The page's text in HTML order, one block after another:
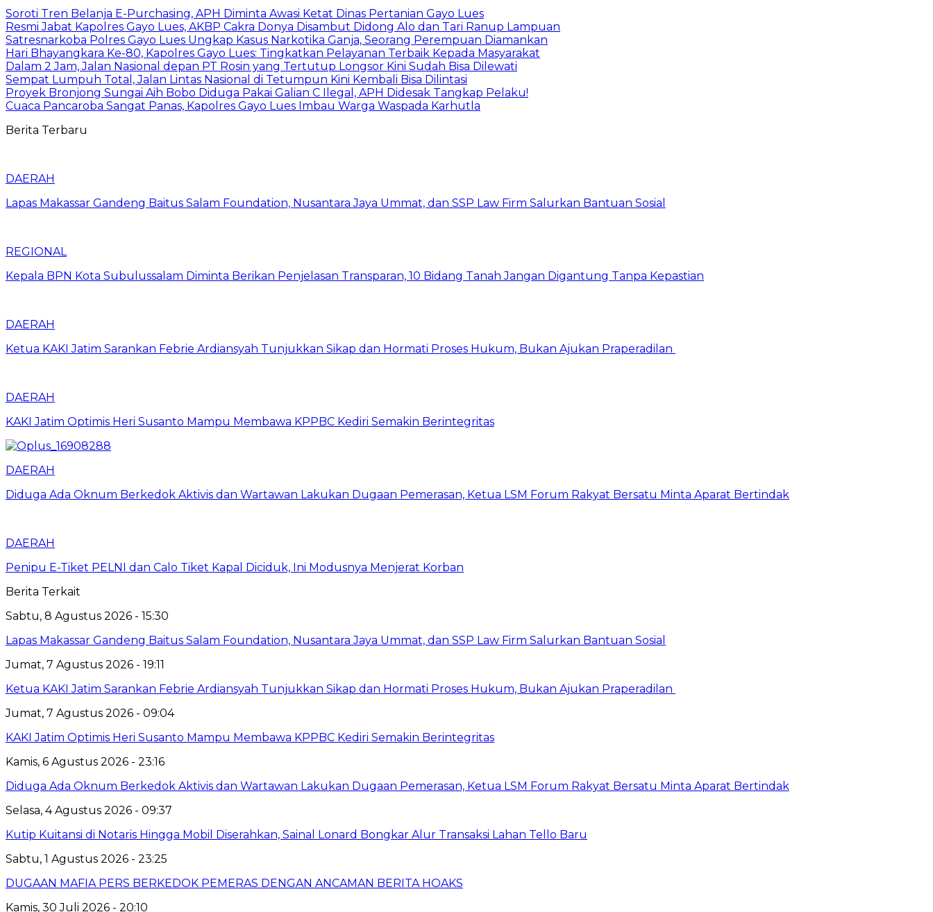
Soroti Tren Belanja E-Purchasing, APH Diminta Awasi Ketat Dinas Pertanian Gayo Lues
Resmi Jabat Kapolres Gayo Lues, AKBP Cakra Donya Disambut Didong Alo dan Tari Ranup Lampuan
Satresnarkoba Polres Gayo Lues Ungkap Kasus Narkotika Ganja, Seorang Perempuan Diamankan
Hari Bhayangkara Ke-80, Kapolres Gayo Lues: Tingkatkan Pelayanan Terbaik Kepada Masyarakat
Dalam 2 Jam, Jalan Nasional depan PT Rosin yang Tertutup Longsor Kini Sudah Bisa Dilewati
Sempat Lumpuh Total, Jalan Lintas Nasional di Tetumpun Kini Kembali Bisa Dilintasi
Proyek Bronjong Sungai Aih Bobo Diduga Pakai Galian C Ilegal, APH Didesak Tangkap Pelaku!
Cuaca Pancaroba Sangat Panas, Kapolres Gayo Lues Imbau Warga Waspada Karhutla
Berita Terbaru
DAERAH
Lapas Makassar Gandeng Baitus Salam Foundation, Nusantara Jaya Ummat, dan SSP Law Firm Salurkan Bantuan Sosial
REGIONAL
Kepala BPN Kota Subulussalam Diminta Berikan Penjelasan Transparan, 10 Bidang Tanah Jangan Digantung Tanpa Kepastian
DAERAH
Ketua KAKI Jatim Sarankan Febrie Ardiansyah Tunjukkan Sikap dan Hormati Proses Hukum, Bukan Ajukan Praperadilan
DAERAH
KAKI Jatim Optimis Heri Susanto Mampu Membawa KPPBC Kediri Semakin Berintegritas
DAERAH
Diduga Ada Oknum Berkedok Aktivis dan Wartawan Lakukan Dugaan Pemerasan, Ketua LSM Forum Rakyat Bersatu Minta Aparat Bertindak
DAERAH
Penipu E-Tiket PELNI dan Calo Tiket Kapal Diciduk, Ini Modusnya Menjerat Korban
Berita Terkait
Sabtu, 8 Agustus 2026 - 15:30
Lapas Makassar Gandeng Baitus Salam Foundation, Nusantara Jaya Ummat, dan SSP Law Firm Salurkan Bantuan Sosial
Jumat, 7 Agustus 2026 - 19:11
Ketua KAKI Jatim Sarankan Febrie Ardiansyah Tunjukkan Sikap dan Hormati Proses Hukum, Bukan Ajukan Praperadilan
Jumat, 7 Agustus 2026 - 09:04
KAKI Jatim Optimis Heri Susanto Mampu Membawa KPPBC Kediri Semakin Berintegritas
Kamis, 6 Agustus 2026 - 23:16
Diduga Ada Oknum Berkedok Aktivis dan Wartawan Lakukan Dugaan Pemerasan, Ketua LSM Forum Rakyat Bersatu Minta Aparat Bertindak
Selasa, 4 Agustus 2026 - 09:37
Kutip Kuitansi di Notaris Hingga Mobil Diserahkan, Sainal Lonard Bongkar Alur Transaksi Lahan Tello Baru
Sabtu, 1 Agustus 2026 - 23:25
DUGAAN MAFIA PERS BERKEDOK PEMERAS DENGAN ANCAMAN BERITA HOAKS
Kamis, 30 Juli 2026 - 20:10